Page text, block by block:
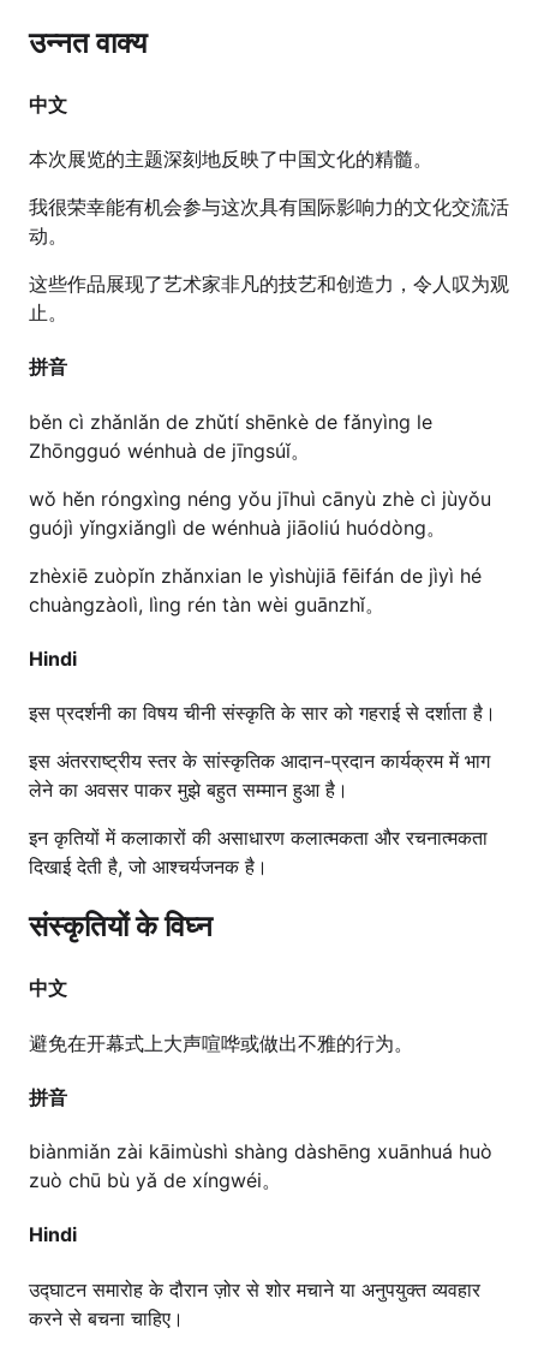
उन्नत वाक्य
中文
本次展览的主题深刻地反映了中国文化的精髓。
我很荣幸能有机会参与这次具有国际影响力的文化交流活
动。
这些作品展现了艺术家非凡的技艺和创造力，令人叹为观
止。
拼音
běn cì zhǎnlǎn de zhǔtí shēnkè de fǎnyìng le
Zhōngguó wénhuà de jīngsúǐ。
wǒ hěn róngxìng néng yǒu jīhuì cānyù zhè cì jùyǒu
guójì yǐngxiǎnglì de wénhuà jiāoliú huódòng。
zhèxiē zuòpǐn zhǎnxian le yìshùjiā fēifán de jìyì hé
chuàngzàolì, lìng rén tàn wèi guānzhǐ。
Hindi
इस प्रदर्शनी का विषय चीनी संस्कृति के सार को गहराई से दर्शाता है।
इस अंतरराष्ट्रीय स्तर के सांस्कृतिक आदान-प्रदान कार्यक्रम में भाग
लेने का अवसर पाकर मुझे बहुत सम्मान हुआ है।
इन कृतियों में कलाकारों की असाधारण कलात्मकता और रचनात्मकता
दिखाई देती है, जो आश्चर्यजनक है।
संस्कृतियों के विघ्न
中文
避免在开幕式上大声喧哗或做出不雅的行为。
拼音
biànmiǎn zài kāimùshì shàng dàshēng xuānhuá huò
zuò chū bù yǎ de xíngwéi。
Hindi
उद्घाटन समारोह के दौरान ज़ोर से शोर मचाने या अनुपयुक्त व्यवहार
करने से बचना चाहिए।